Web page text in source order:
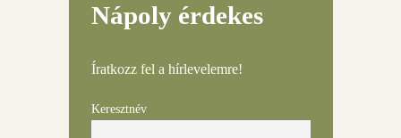
Nápoly érdekes
Íratkozz fel a hírlevelemre!
Keresztnév